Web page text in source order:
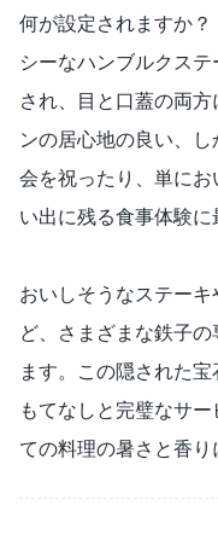
何が設定されますか
シーなハンブルクス
され、目と口蓋の両
ンの居心地の良い、
会を祝ったり、単に
い出に残る食事体験に
おいしそうなステー
ど、さまざまな鉄子
ます。この隠された
もてなしと完璧なサ
ての料理の暑さと香り